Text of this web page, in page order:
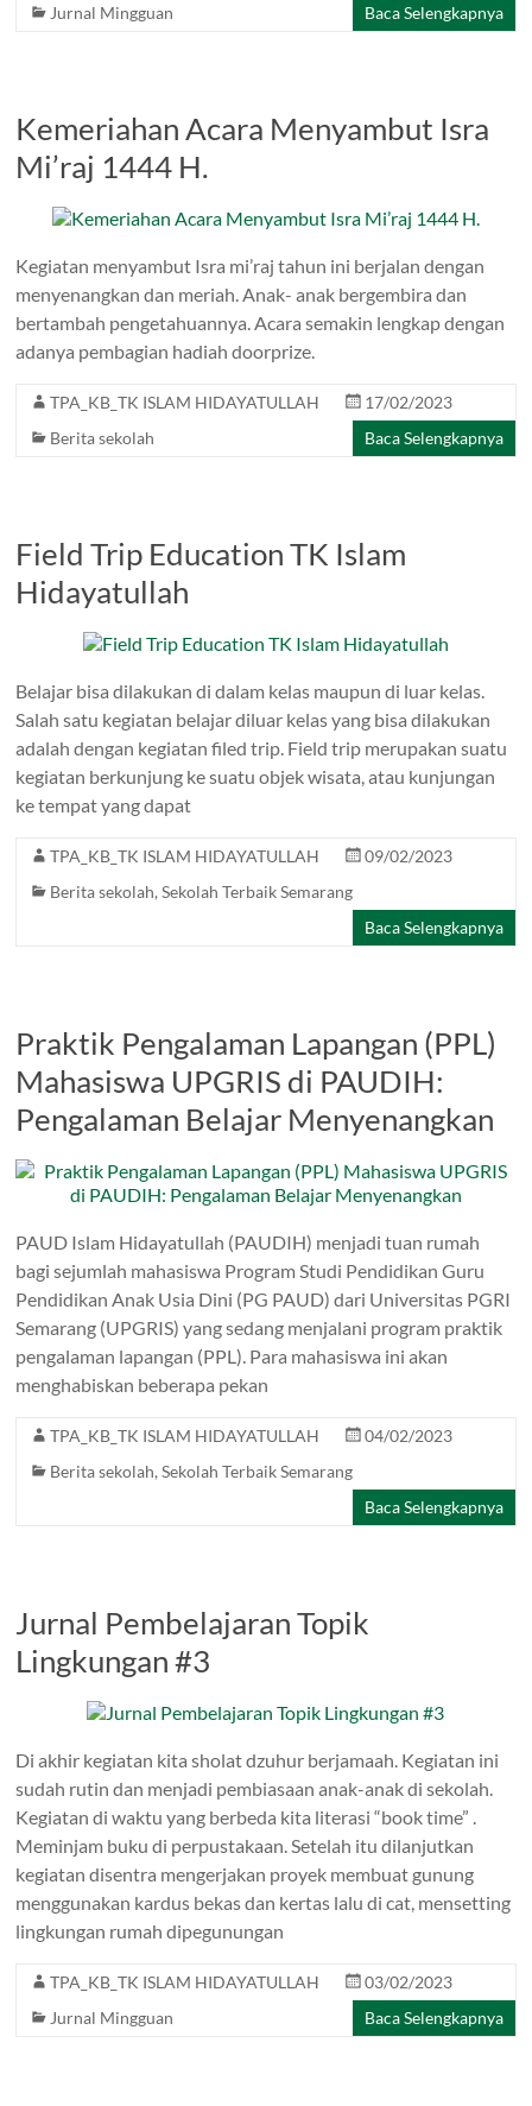
Jurnal Mingguan
Baca Selengkapnya
Kemeriahan Acara Menyambut Isra
Mi’raj 1444 H.
Kegiatan menyambut Isra mi’raj tahun ini berjalan dengan
menyenangkan dan meriah. Anak- anak bergembira dan
bertambah pengetahuannya. Acara semakin lengkap dengan
adanya pembagian hadiah doorprize.
TPA_KB_TK ISLAM HIDAYATULLAH
17/02/2023
Berita sekolah
Baca Selengkapnya
Field Trip Education TK Islam
Hidayatullah
Belajar bisa dilakukan di dalam kelas maupun di luar kelas.
Salah satu kegiatan belajar diluar kelas yang bisa dilakukan
adalah dengan kegiatan filed trip. Field trip merupakan suatu
kegiatan berkunjung ke suatu objek wisata, atau kunjungan
ke tempat yang dapat
TPA_KB_TK ISLAM HIDAYATULLAH
09/02/2023
Berita sekolah,Sekolah Terbaik Semarang
Baca Selengkapnya
Praktik Pengalaman Lapangan (PPL)
Mahasiswa UPGRIS di PAUDIH:
Pengalaman Belajar Menyenangkan
PAUD Islam Hidayatullah (PAUDIH) menjadi tuan rumah
bagi sejumlah mahasiswa Program Studi Pendidikan Guru
Pendidikan Anak Usia Dini (PG PAUD) dari Universitas PGRI
Semarang (UPGRIS) yang sedang menjalani program praktik
pengalaman lapangan (PPL). Para mahasiswa ini akan
menghabiskan beberapa pekan
TPA_KB_TK ISLAM HIDAYATULLAH
04/02/2023
Berita sekolah,Sekolah Terbaik Semarang
Baca Selengkapnya
Jurnal Pembelajaran Topik
Lingkungan #3
Di akhir kegiatan kita sholat dzuhur berjamaah. Kegiatan ini
sudah rutin dan menjadi pembiasaan anak-anak di sekolah.
Kegiatan di waktu yang berbeda kita literasi “book time” .
Meminjam buku di perpustakaan. Setelah itu dilanjutkan
kegiatan disentra mengerjakan proyek membuat gunung
menggunakan kardus bekas dan kertas lalu di cat, mensetting
lingkungan rumah dipegunungan
TPA_KB_TK ISLAM HIDAYATULLAH
03/02/2023
Jurnal Mingguan
Baca Selengkapnya